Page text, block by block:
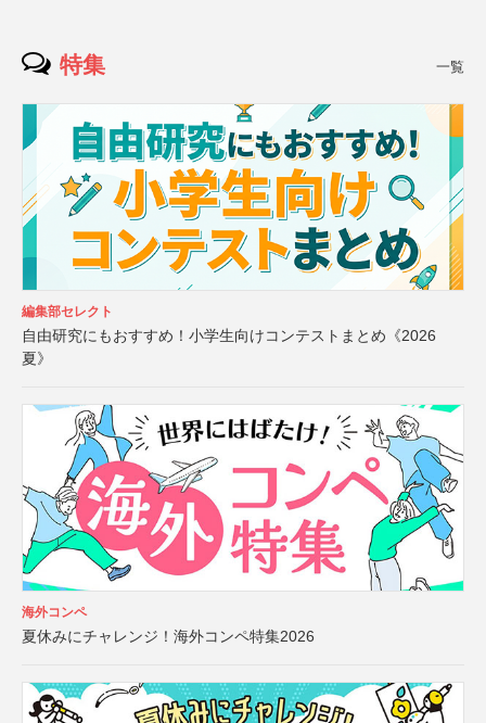
特集 一覧
編集部セレクト
自由研究にもおすすめ！小学生向けコンテストまとめ《2026
夏》
海外コンペ
夏休みにチャレンジ！海外コンペ特集2026